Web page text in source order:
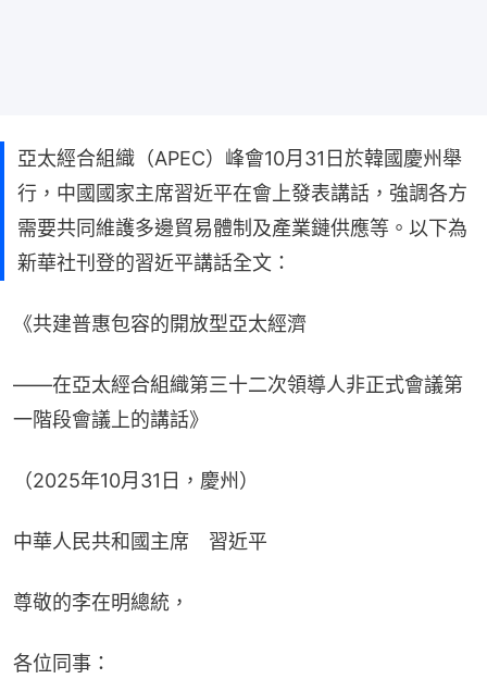
亞太經合組織（APEC）峰會10月31日於韓國慶州舉
行，中國國家主席習近平在會上發表講話，強調各方
需要共同維護多邊貿易體制及產業鏈供應等。以下為
新華社刊登的習近平講話全文：
《共建普惠包容的開放型亞太經濟
——在亞太經合組織第三十二次領導人非正式會議第
一階段會議上的講話》
（2025年10月31日，慶州）
中華人民共和國主席　習近平
尊敬的李在明總統，
各位同事：